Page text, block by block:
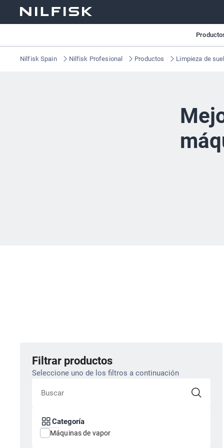
Nilfisk Spain Nilfisk Profesional Productos Limpieza de
Filtrar productos
Seleccione uno de los filtros a continuación
Categoría
Máquinas de vapor